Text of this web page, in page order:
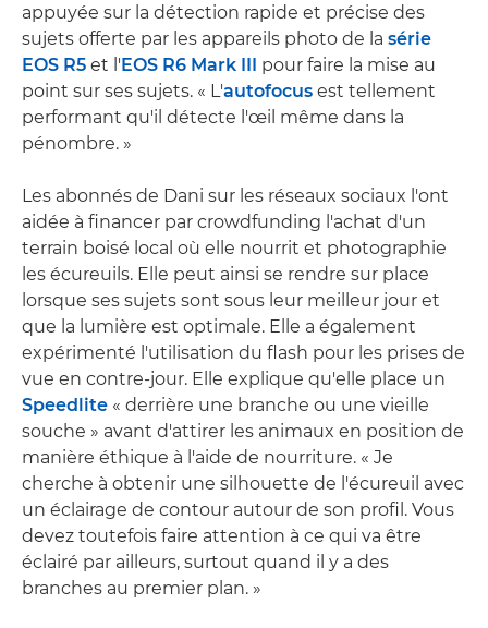
appuyée sur la détection rapide et précise des
sujets offerte par les appareils photo de la série
EOS R5 et l'EOS R6 Mark III pour faire la mise au
point sur ses sujets. « L'autofocus est tellement
performant qu'il détecte l'œil même dans la
pénombre. »
Les abonnés de Dani sur les réseaux sociaux l'ont
aidée à financer par crowdfunding l'achat d'un
terrain boisé local où elle nourrit et photographie
les écureuils. Elle peut ainsi se rendre sur place
lorsque ses sujets sont sous leur meilleur jour et
que la lumière est optimale. Elle a également
expérimenté l'utilisation du flash pour les prises de
vue en contre-jour. Elle explique qu'elle place un
Speedlite « derrière une branche ou une vieille
souche » avant d'attirer les animaux en position de
manière éthique à l'aide de nourriture. « Je
cherche à obtenir une silhouette de l'écureuil avec
un éclairage de contour autour de son profil. Vous
devez toutefois faire attention à ce qui va être
éclairé par ailleurs, surtout quand il y a des
branches au premier plan. »